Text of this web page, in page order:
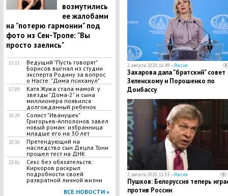
возмутились
ее жалобами
на "потерю гармонии" под
фото из Сен-Тропе: "Вы
просто заелись"
11:11
Ведущий "Пусть говорят"
Борисов выгнал из студии
эксперта Родину за вопрос
о Насте: "Дима психанул"
17:09
​Катя Жужа стала мамой: у
звезды "Дома-2" и сына
миллионера появился
долгожданный ребенок
10:29
Солист "Иванушек"
Григорьев-Апполонов завел
новый роман: избранница
младше его на 30 лет
20:36
​Претендующий на
наследство сын Децла Тони
прошел тест на ДНК
23:06
​Секс без обязательств:
Киркоров раскрыл
подробности своей
развратной личной жизни
ВСЕ НОВОСТИ »
2 августа 2020, 16:49 —Россия
Захарова дала "братский" совет
Зеленскому и Порошенко по
Донбассу
2 августа 2020, 11:53 —Россия
Пушков: Белоруссия теперь
против России